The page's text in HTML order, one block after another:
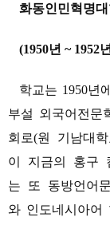
화동인민혁명
(1950년 ~ 1952
학교는 1950년
부설 외국어전문
회로(원 기남대
이 지금의 홍구
는 또 동방언어
와 인도네시아어